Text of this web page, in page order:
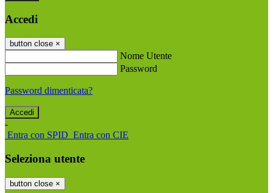
Accedi
button close ×
Nome Utente
Password
Password dimenticata?
-
Entra con SPID Entra con CIE
Seleziona utente
button close ×